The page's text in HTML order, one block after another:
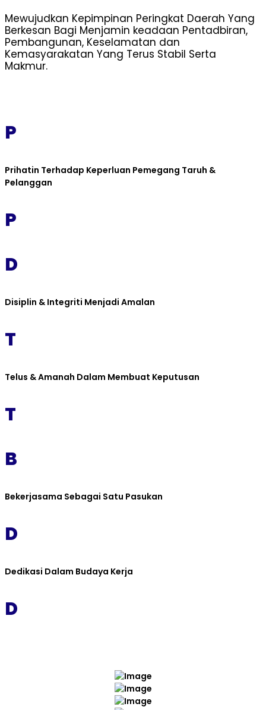
Mewujudkan Kepimpinan Peringkat Daerah Yang
Berkesan Bagi Menjamin keadaan Pentadbiran,
Pembangunan, Keselamatan dan
Kemasyarakatan Yang Terus Stabil Serta
Makmur.
P
Prihatin Terhadap Keperluan Pemegang Taruh &
Pelanggan
P
D
Disiplin & Integriti Menjadi Amalan
T
Telus & Amanah Dalam Membuat Keputusan
T
B
Bekerjasama Sebagai Satu Pasukan
D
Dedikasi Dalam Budaya Kerja
D